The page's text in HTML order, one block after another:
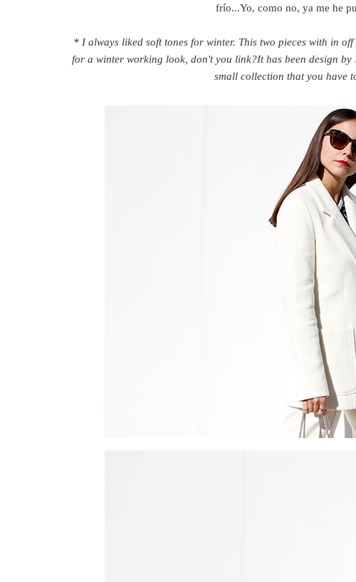
frío...Yo, como no, ya me he
* I always liked soft tones for winter. This two pieces with in
for a winter working look, don't you link?It has been design by
small collection that you have